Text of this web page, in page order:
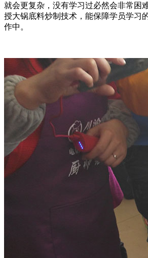
就会更复杂，没有学习过必然会非常困
授大锅底料炒制技术，能保障学员学习
作中。